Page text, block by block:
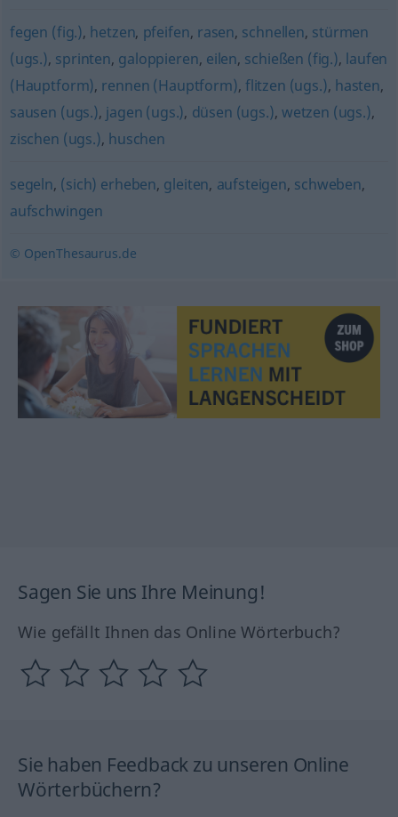
fegen (fig.), hetzen, pfeifen, rasen, schnellen, stürmen
(ugs.), sprinten, galoppieren, eilen, schießen (fig.), laufen
(Hauptform), rennen (Hauptform), flitzen (ugs.), hasten,
sausen (ugs.), jagen (ugs.), düsen (ugs.), wetzen (ugs.),
zischen (ugs.), huschen
segeln, (sich) erheben, gleiten, aufsteigen, schweben,
aufschwingen
© OpenThesaurus.de
Sagen Sie uns Ihre Meinung!
Wie gefällt Ihnen das Online Wörterbuch?
Sie haben Feedback zu unseren Online
Wörterbüchern?